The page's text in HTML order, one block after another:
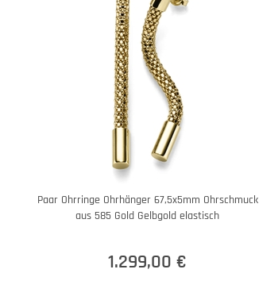
Paar Ohrringe Ohrhänger 67,5x5mm Ohrschmuck
aus 585 Gold Gelbgold elastisch
1.299,00 €